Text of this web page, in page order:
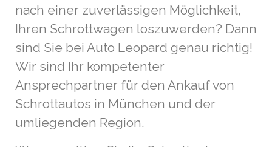
nach einer zuverlässigen Möglichkeit,
Ihren Schrottwagen loszuwerden? Dann
sind Sie bei Auto Leopard genau richtig!
Wir sind Ihr kompetenter
Ansprechpartner für den Ankauf von
Schrottautos in München und der
umliegenden Region.